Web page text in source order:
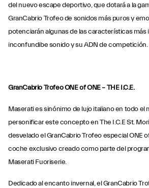
del nuevo escape deportivo, que dotará a la
GranCabrio Trofeo de sonidos más puros y
potenciarán algunas de las características más
inconfundibe sonido y su ADN de competición.
GranCabrio Trofeo ONE of ONE – THE I.C.E.
Maserati es sinónimo de lujo italiano en todo el
personificar este concepto en The I.C.E St.
desvelado el GranCabrio Trofeo especial ONE
coche exclusivo creado como parte del
Maserati Fuoriserie.
Dedicado al encanto invernal, el GranCabrio